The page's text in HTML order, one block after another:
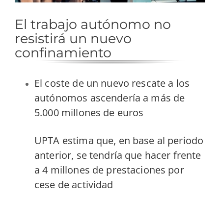
El trabajo autónomo no
resistirá un nuevo
confinamiento
El coste de un nuevo rescate a los
autónomos ascendería a más de
5.000 millones de euros
UPTA estima que, en base al periodo
anterior, se tendría que hacer frente
a 4 millones de prestaciones por
cese de actividad